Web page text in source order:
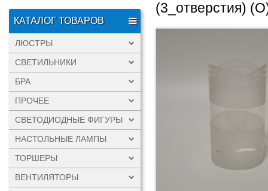
КАТАЛОГ ТОВАРОВ
ЛЮСТРЫ
СВЕТИЛЬНИКИ
БРА
ПРОЧЕЕ
СВЕТОДИОДНЫЕ ФИГУРЫ
НАСТОЛЬНЫЕ ЛАМПЫ
ТОРШЕРЫ
ВЕНТИЛЯТОРЫ
(3_отверстия)